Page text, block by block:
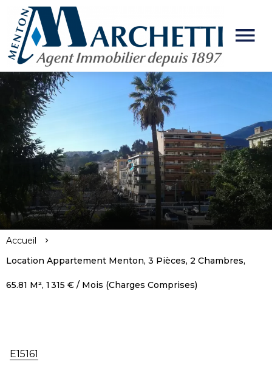
Accueil
Location Appartement Menton, 3 Pièces, 2 Chambres,
65.81 M², 1 315 € / Mois (Charges Comprises)
E15161